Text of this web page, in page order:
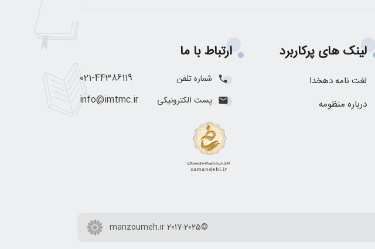
لینک های پرکاربرد
لغت نامه دهخدا
درباره منظومه
ارتباط با ما
شماره تلفن 021-44386119
پست الکترونیکی info@imtmc.ir
©2017-2025 manzoumeh.ir